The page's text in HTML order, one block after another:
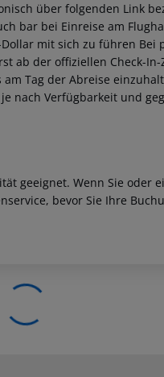
über folgenden Link
bar bei Einreise am
mit sich zu führen
ab der offiziellen Check-
Tag der Abreise
nach Verfügbarkeit und
geeignet. Wenn Sie oder
bevor Sie Ihre